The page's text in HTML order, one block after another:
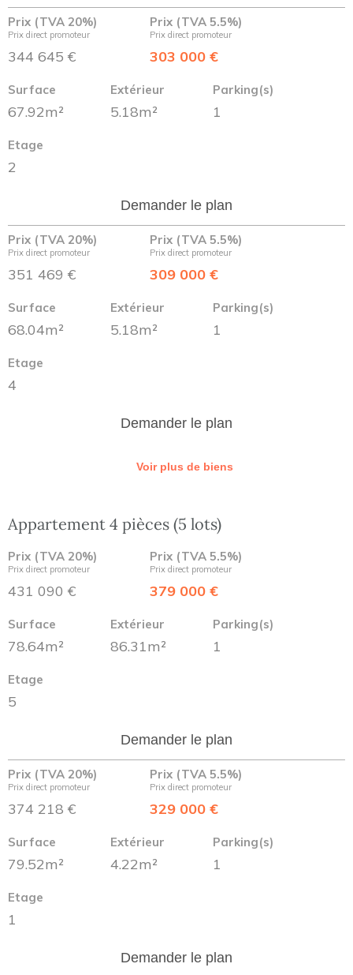
Prix (TVA 20%)
Prix direct promoteur
344 645 €
Prix (TVA 5.5%)
Prix direct promoteur
303 000 €
Surface
67.92m²
Extérieur
5.18m²
Parking(s)
1
Etage
2
Demander le plan
Prix (TVA 20%)
Prix direct promoteur
351 469 €
Prix (TVA 5.5%)
Prix direct promoteur
309 000 €
Surface
68.04m²
Extérieur
5.18m²
Parking(s)
1
Etage
4
Demander le plan
Voir plus de biens
Appartement 4 pièces (5 lots)
Prix (TVA 20%)
Prix direct promoteur
431 090 €
Prix (TVA 5.5%)
Prix direct promoteur
379 000 €
Surface
78.64m²
Extérieur
86.31m²
Parking(s)
1
Etage
5
Demander le plan
Prix (TVA 20%)
Prix direct promoteur
374 218 €
Prix (TVA 5.5%)
Prix direct promoteur
329 000 €
Surface
79.52m²
Extérieur
4.22m²
Parking(s)
1
Etage
1
Demander le plan